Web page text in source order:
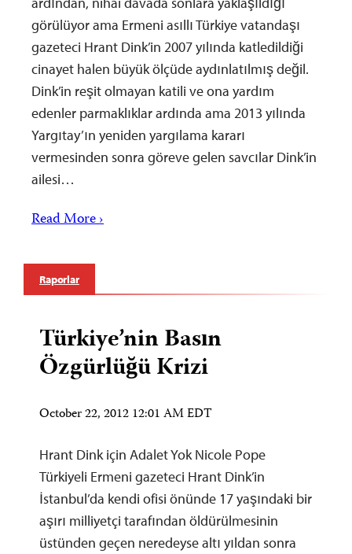
görülüyor ama Ermeni asıllı Türkiye vatandaşı
gazeteci Hrant Dink’in 2007 yılında katledildiği
cinayet halen büyük ölçüde aydınlatılmış değil.
Dink’in reşit olmayan katili ve ona yardım
edenler parmaklıklar ardında ama 2013 yılında
Yargıtay’ın yeniden yargılama kararı
vermesinden sonra göreve gelen savcılar Dink’in
ailesi…
Read More ›
Raporlar
Türkiye’nin Basın
Özgürlüğü Krizi
October 22, 2012 12:01 AM EDT
Hrant Dink için Adalet Yok Nicole Pope
Türkiyeli Ermeni gazeteci Hrant Dink’in
İstanbul’da kendi ofisi önünde 17 yaşındaki bir
aşırı milliyetçi tarafından öldürülmesinin
üstünden geçen neredeyse altı yıldan sonra